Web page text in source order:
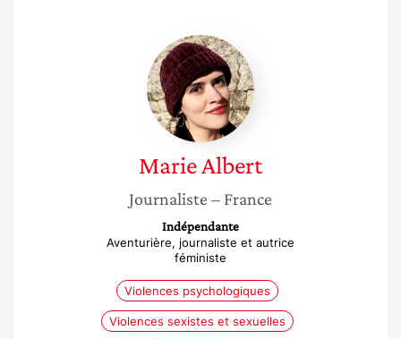
Marie
Albert
MarieAlbert
Journaliste – France
Indépendante
Aventurière, journaliste et autrice
féministe
Violences psychologiques
Violences sexistes et sexuelles